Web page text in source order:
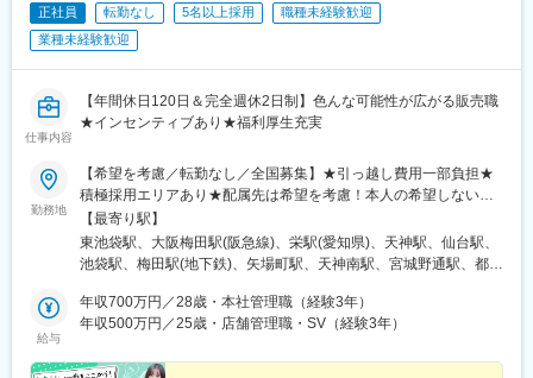
正社員 転勤なし 5名以上採用
職種未経験歓迎
業種未経験歓迎
仕事内容
【年間休日120日＆完全週休2日制】色んな可能性が広がる販売職
★インセンティブあり★福利厚生充実
勤務地
【希望を考慮／転勤なし／全国募集】★引っ越し費用一部負担★
積極採用エリアあり★配属先は希望を考慮！本人の希望しない転
勤はなし■本社東京都豊島区東池袋1-25-6PMO池袋8階■関西支社
大阪府大阪市北区茶屋町16番1号H1O梅田茶屋町606・610■中部
支店愛知県名古屋市中区栄3-8-21伊勢町平和ビル5階■九州支店福
台市宮城野区榴岡3-4-1アゼリアヒルズ3階【自社運営店舗】■テル
ル大宮店埼玉県さいたま市大宮区大門町1-24大一ビル1階■テルル
西蒲田7-48-10■テルルMEGAドン・キホーテ 三郷店埼玉県三郷市
【最寄り駅】
東池袋駅、大阪梅田駅(阪急線)、栄駅(愛知県)、天神駅、仙台駅、
池袋駅、梅田駅(地下鉄)、矢場町駅、天神南駅、宮城野通駅、都電
仙台駅(地下鉄)
給与
年収700万円／28歳・本社管理職（経験3年）
年収500万円／25歳・店舗管理職・SV（経験3年）